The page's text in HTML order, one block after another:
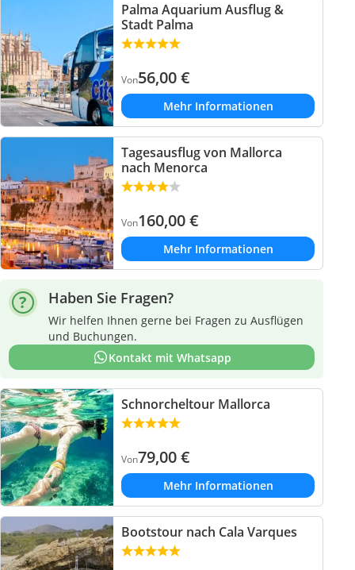
Palma Aquarium Ausflug &
Stadt Palma
Von56,00€
Mehr Informationen
Tagesausflug von Mallorca
nach Menorca
Von160,00€
Mehr Informationen
Haben Sie Fragen?
Wir helfen Ihnen gerne bei Fragen zu Ausflügen
und Buchungen.
Kontakt mit Whatsapp
Schnorcheltour Mallorca
Von79,00€
Mehr Informationen
Bootstour nach Cala Varques